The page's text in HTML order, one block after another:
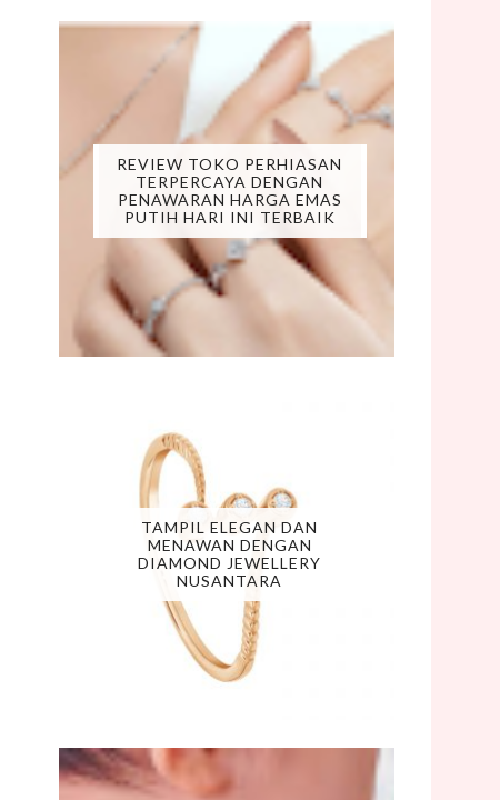
REVIEW TOKO PERHIASAN
TERPERCAYA DENGAN
PENAWARAN HARGA EMAS
PUTIH HARI INI TERBAIK
TAMPIL ELEGAN DAN
MENAWAN DENGAN
DIAMOND JEWELLERY
NUSANTARA